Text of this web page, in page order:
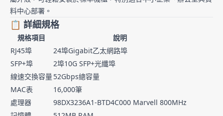
料中心部署。
📋 詳細規格
規格項目
說明
RJ45埠
24埠Gigabit乙太網路埠
SFP+埠
2埠10G SFP+光纖埠
線速交換容量52Gbps總容量
MAC表
16,000筆
處理器
98DX3236A1-BTD4C000 Marvell 800MHz